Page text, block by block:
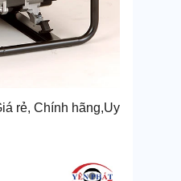
rẻ, Chính hãng,Uy